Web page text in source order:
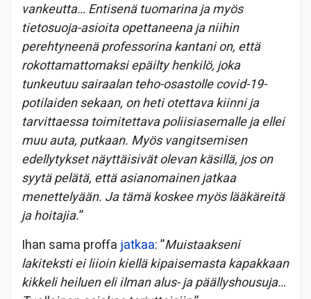
vankeutta… Entisenä tuomarina ja myös
tietosuoja-asioita opettaneena ja niihin
perehtyneenä professorina kantani on, että
rokottamattomaksi epäilty henkilö, joka
tunkeutuu sairaalan teho-osastolle covid-19-
potilaiden sekaan, on heti otettava kiinni ja
tarvittaessa toimitettava poliisiasemalle ja ellei
muu auta, putkaan. Myös vangitsemisen
edellytykset näyttäisivät olevan käsillä, jos on
syytä pelätä, että asianomainen jatkaa
menettelyään. Ja tämä koskee myös lääkäreitä
ja hoitajia.”
Ihan sama proffa jatkaa: ”Muistaakseni
lakiteksti ei liioin kiellä kipaisemasta kapakkaan
kikkeli heiluen eli ilman alus- ja päällyshousuja…